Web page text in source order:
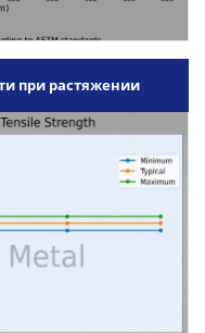
при растяжении